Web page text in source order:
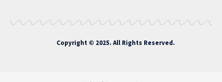
Copyright © 2025. All Rights Reserved.